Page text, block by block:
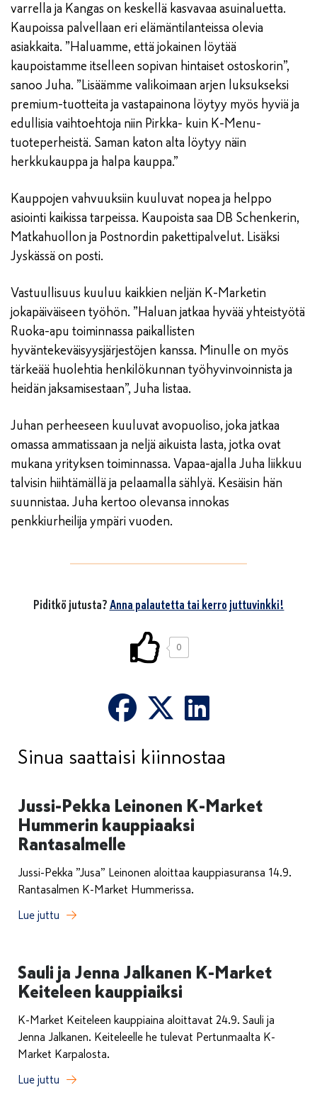
varrella ja Kangas on keskellä kasvavaa asuinaluetta.
Kaupoissa palvellaan eri elämäntilanteissa olevia
asiakkaita. ”Haluamme, että jokainen löytää
kaupoistamme itselleen sopivan hintaiset ostoskorin”,
sanoo Juha. ”Lisäämme valikoimaan arjen luksukseksi
premium-tuotteita ja vastapainona löytyy myös hyviä ja
edullisia vaihtoehtoja niin Pirkka- kuin K-Menu-
tuoteperheistä. Saman katon alta löytyy näin
herkkukauppa ja halpa kauppa.”
Kauppojen vahvuuksiin kuuluvat nopea ja helppo
asiointi kaikissa tarpeissa. Kaupoista saa DB Schenkerin,
Matkahuollon ja Postnordin pakettipalvelut. Lisäksi
Jyskässä on posti.
Vastuullisuus kuuluu kaikkien neljän K-Marketin
jokapäiväiseen työhön. ”Haluan jatkaa hyvää yhteistyötä
Ruoka-apu toiminnassa paikallisten
hyväntekeväisyysjärjestöjen kanssa. Minulle on myös
tärkeää huolehtia henkilökunnan työhyvinvoinnista ja
heidän jaksamisestaan”, Juha listaa.
Juhan perheeseen kuuluvat avopuoliso, joka jatkaa
omassa ammatissaan ja neljä aikuista lasta, jotka ovat
mukana yrityksen toiminnassa. Vapaa-ajalla Juha liikkuu
talvisin hiihtämällä ja pelaamalla sählyä. Kesäisin hän
suunnistaa. Juha kertoo olevansa innokas
penkkiurheilija ympäri vuoden.
Piditkö jutusta?Anna palautetta tai kerro juttuvinkki!
0
Sinua saattaisi kiinnostaa
Jussi-Pekka Leinonen K-Market
Hummerin kauppiaaksi
Rantasalmelle
Jussi-Pekka ”Jusa” Leinonen aloittaa kauppiasuransa 14.9.
Rantasalmen K-Market Hummerissa.
Lue juttu
Sauli ja Jenna Jalkanen K-Market
Keiteleen kauppiaiksi
K-Market Keiteleen kauppiaina aloittavat 24.9. Sauli ja
Jenna Jalkanen. Keiteleelle he tulevat Pertunmaalta K-
Market Karpalosta.
Lue juttu